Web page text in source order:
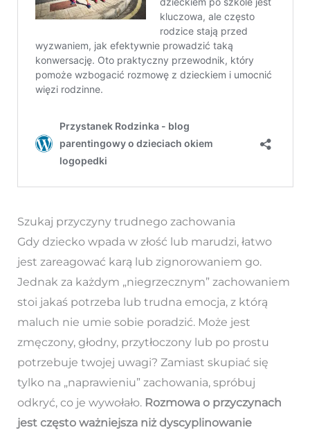
Szukaj przyczyny trudnego zachowania
Gdy dziecko wpada w złość lub marudzi, łatwo
jest zareagować karą lub zignorowaniem go.
Jednak za każdym „niegrzecznym” zachowaniem
stoi jakaś potrzeba lub trudna emocja, z którą
maluch nie umie sobie poradzić. Może jest
zmęczony, głodny, przytłoczony lub po prostu
potrzebuje twojej uwagi? Zamiast skupiać się
tylko na „naprawieniu” zachowania, spróbuj
odkryć, co je wywołało. Rozmowa o przyczynach
jest często ważniejsza niż dyscyplinowanie